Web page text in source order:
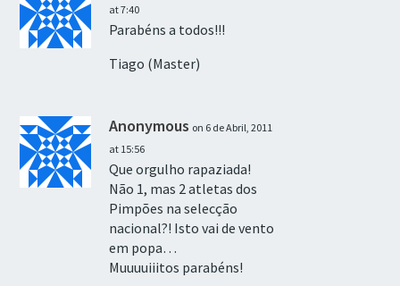
at 7:40
Parabéns a todos!!!
Tiago (Master)
Anonymous on 6 de Abril, 2011
at 15:56
Que orgulho rapaziada!
Não 1, mas 2 atletas dos
Pimpões na selecção
nacional?! Isto vai de vento
em popa…
Muuuuiiitos parabéns!